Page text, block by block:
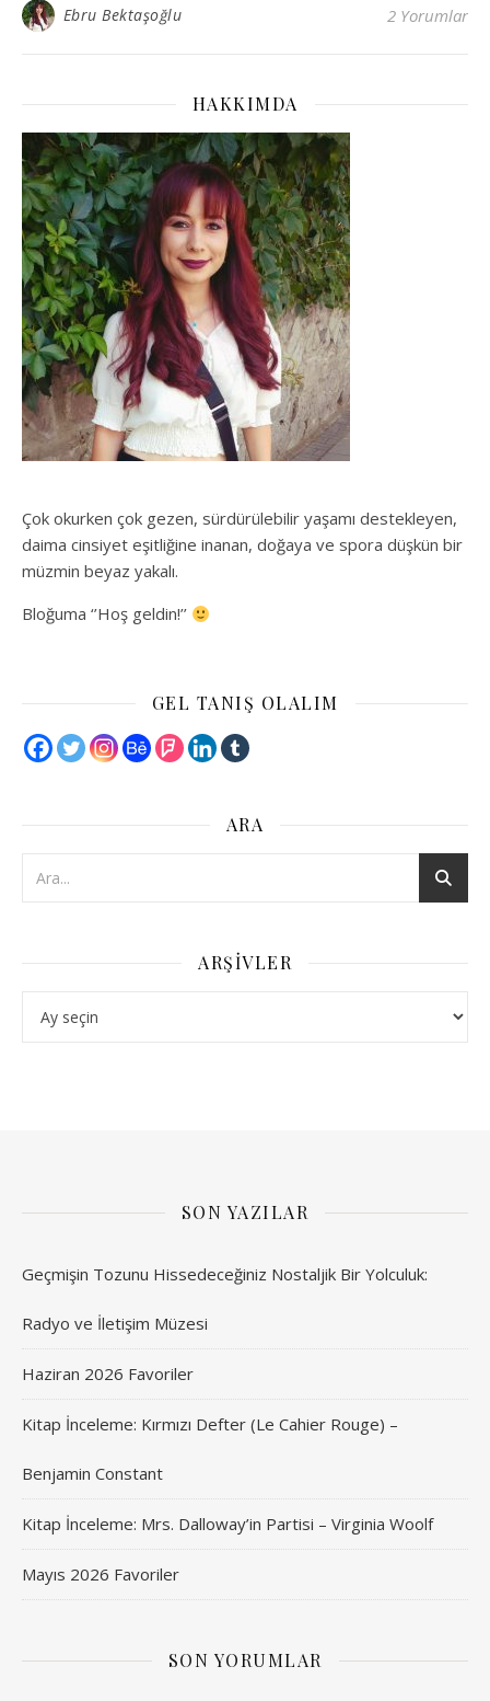
Ebru Bektaşoğlu 2 Yorumlar
HAKKIMDA
Çok okurken çok gezen, sürdürülebilir yaşamı destekleyen,
daima cinsiyet eşitliğine inanan, doğaya ve spora düşkün bir
müzmin beyaz yakalı.
Bloğuma ‘’Hoş geldin!’’
GEL TANIŞ OLALIM
ARA
ARŞIVLER
SON YAZILAR
Geçmişin Tozunu Hissedeceğiniz Nostaljik Bir Yolculuk:
Radyo ve İletişim Müzesi
Haziran 2026 Favoriler
Kitap İnceleme: Kırmızı Defter (Le Cahier Rouge) –
Benjamin Constant
Kitap İnceleme: Mrs. Dalloway’in Partisi – Virginia Woolf
Mayıs 2026 Favoriler
SON YORUMLAR